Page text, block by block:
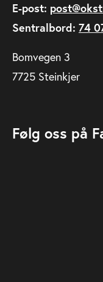
E-post:
Sentralbord: 74
Bomvegen 3
7725 Steinkjer
Følg oss på